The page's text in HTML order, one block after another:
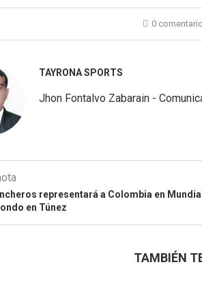
0
TAYRONA SPORTS
Jhon Fontalvo Zabarain -
representará a Colombia en Mundial
en Túnez
TAMBIÉN